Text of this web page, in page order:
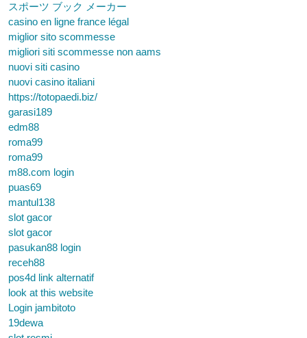
スポーツ ブック メーカー
casino en ligne france légal
miglior sito scommesse
migliori siti scommesse non aams
nuovi siti casino
nuovi casino italiani
https://totopaedi.biz/
garasi189
edm88
roma99
roma99
m88.com login
puas69
mantul138
slot gacor
slot gacor
pasukan88 login
receh88
pos4d link alternatif
look at this website
Login jambitoto
19dewa